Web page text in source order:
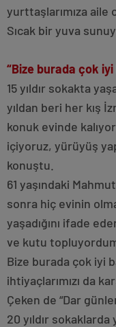
yurttaşlarımıza aile
Sıcak bir yuva
“Bize burada çok iyi
15 yıldır sokakta
yıldan beri her kış
konuk evinde
içiyoruz, yürüyüş
konuştu.
61 yaşındaki
sonra hiç evinin
yaşadığını ifade
ve kutu
Bize burada çok iyi
ihtiyaçlarımızı da
Çeken de “Dar
20 yıldır sokaklarda